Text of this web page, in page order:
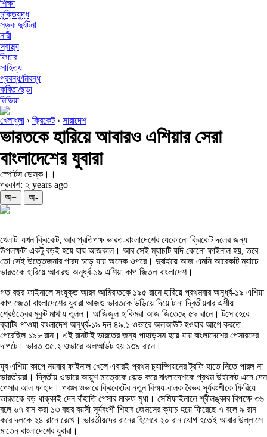
শিক্ষা
মুক্তিযুদ্ধ
সড়ক দুর্ঘটনা
নারী
স্বাস্থ্য
ফিচার
সাহিত্য
প্রবন্ধ/নিবন্ধ
কবিতা/ছড়া
মিডিয়া
খেলাধুলা › ক্রিকেট› সারাদেশ
ভারতকে হারিয়ে আবারও এশিয়ার সেরা
বাংলাদেশের যুবারা
স্পোর্টস ডেস্ক।।
প্রকাশ: ২ years ago
অ+
অ-
খেলাটা যখন ক্রিকেট, আর প্রতিপক্ষ ভারত-বাংলাদেশের যেকোনো ক্রিকেট দলের জন্য
উপলক্ষটা একটু বড়ই হয়ে যায় আজকাল। আর সেই ম্যাচটি যদি কোনো ফাইনাল হয়, তবে
তো সেই উত্তেজনার পারদ চড়ে যায় অনেক ওপরে। দুবাইয়ে আজ এমনি আরেকটি ম্যাচে
ভারতকে হারিয়ে আবারও অনূর্ধ্ব-১৯ এশিয়া কাপ জিতল বাংলাদেশ।
গত বছর ফাইনালে সংযুক্ত আরব আমিরাতকে ১৯৫ রানে হারিয়ে প্রথমবার অনূর্ধ্ব-১৯ এশিয়া
কাপ জেতা বাংলাদেশের যুবারা আজও ভারতকে উড়িয়ে দিয়ে টানা দ্বিতীয়বার এশীয়
শ্রেষ্ঠত্বের মুকুট মাথায় তুলল। আজিজুল হাকিমরা আজ জিতেছে ৫৯ রানে। টসে হেরে
ব্যাটিং পাওয়া বাংলাদেশ অনূর্ধ্ব-১৯ দল ৪৯.১ ওভারে অলআউট হওয়ার আগে করতে
পেরেছিল ১৯৮ রান। এই রানটাই ভারতের জন্য পাহাড়সম হয়ে যায় বাংলাদেশের পেসারদের
দাপটে। ভারত ৩৫.২ ওভারে অলআউট হয় ১৩৯ রানে।
যুব এশিয়া কাপে নয়বার ফাইনাল খেলে এবারই প্রথম চ্যাম্পিয়নের ট্রফি হাতে নিতে পারল না
ভারতীয়রা। দ্বিতীয় ওভারে আয়ুশ মাত্রেকে বোল্ড করে বাংলাদেশকে প্রথম উইকেট এনে দেন
পেসার আল ফাহাদ। পঞ্চম ওভারে ক্রিকেটের নতুন বিস্ময়-বালক বৈভব সূর্যবংশীকে ফিরিয়ে
ভারতকে বড় ধাক্কাই দেন বাঁহাতি পেসার মারুফ মৃধা। সেমিফাইনালে শ্রীলঙ্কার বিপক্ষে ৩৬
বলে ৬৭ রান করা ১৩ বছর বয়সী সূর্যবংশী শিহাব জেমসের ক্যাচ হয়ে ফিরেছে ৭ বলে ৯ রান
করে দলকে ২৪ রানে রেখে। ভারতীয়দের রানের হিসেবে ২০ রান যোগ হতেই আবার উল্লাসে
মাতেন বাংলাদেশের যুবারা।